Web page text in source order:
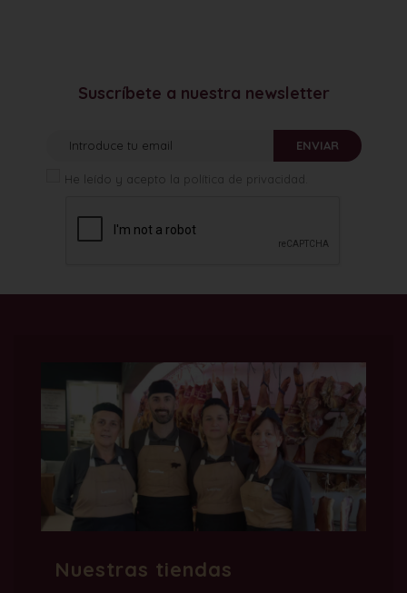
Suscríbete a nuestra newsletter
ENVIAR
He leído y acepto la política de privacidad
Nuestras tiendas